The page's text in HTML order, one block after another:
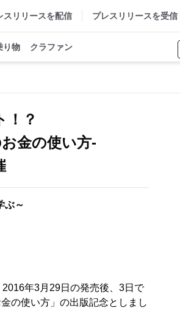
スリリースを配信 プレスリリースを受信
り物 クラファン
！？
金の使い方-
ぶ～
年3月29日の発売後、3日で
の使い方」の出版記念としまし